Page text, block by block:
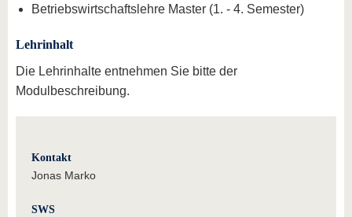
Betriebswirtschaftslehre Master (1. - 4. Semester)
Lehrinhalt
Die Lehrinhalte entnehmen Sie bitte der
Modulbeschreibung.
Kontakt
Jonas Marko
SWS